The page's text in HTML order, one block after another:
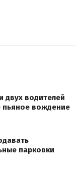
двух водителей
пьяное вождение
парковки